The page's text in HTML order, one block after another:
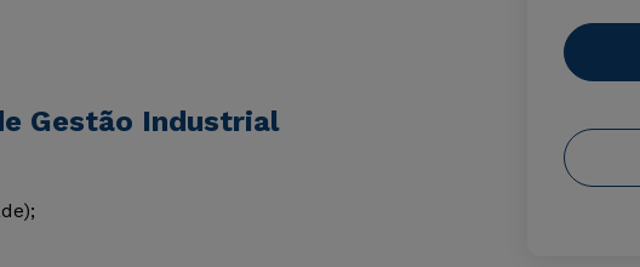
Gestão Industrial